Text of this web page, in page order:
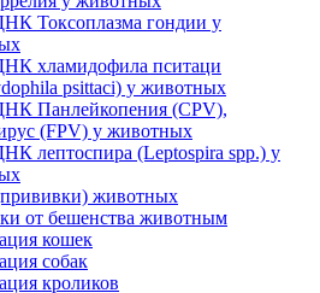
Токсоплазма гондии у
хламидофила пситаци
psittaci) у животных
Панлейкопения (CPV),
(FPV) у животных
лептоспира (Leptospira spp.) у
животных
от бешенства животным
кошек
собак
кроликов